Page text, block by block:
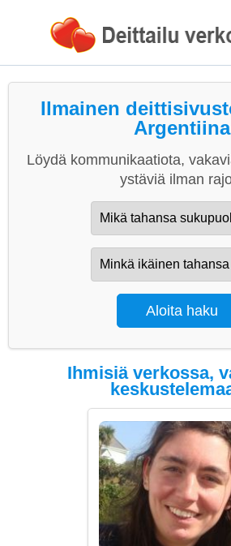
Ilmainen
Argentiina
Löydä kommunikaatiota,
ystäviä ilman
Ihmisiä verkossa,